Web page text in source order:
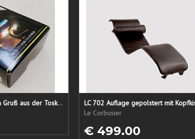
Lederpflege-Set ein Gruß aus der Toskana...
LC 702 Auflage gepolstert mit
Le Corbusier
€ 499.00